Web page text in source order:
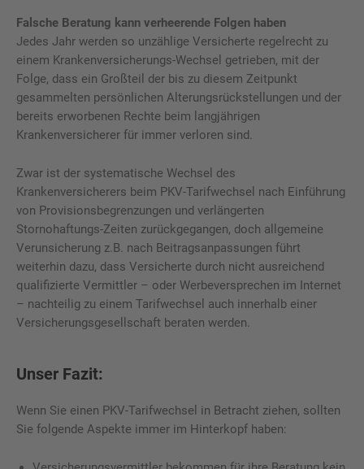
Falsche Beratung kann verheerende Folgen haben
Jedes Jahr werden so unzählige Versicherte regelrecht zu
einem Krankenversicherungs-Wechsel getrieben, mit der
Folge, dass ein Großteil der bis zu diesem Zeitpunkt
gesammelten persönlichen Alterungsrückstellungen und der
bereits erworbenen Rechte beim langjährigen
Krankenversicherer für immer verloren sind.
Zwar ist der systematische Wechsel des
Krankenversicherers beim PKV-Tarifwechsel nach Einführung
von Provisionsbegrenzungen und verlängerten
Stornohaftungs-Zeiten zurückgegangen, doch allgemeine
Verunsicherung z.B. nach Beitragsanpassungen führt
weiterhin dazu, dass Versicherte durch nicht ausreichend
qualifizierte Vermittler – oder Werbeversprechen im Internet
– nachteilig zu einem Tarifwechsel auch innerhalb einer
Versicherungsgesellschaft beraten werden.
Unser Fazit:
Wenn Sie einen PKV-Tarifwechsel in Betracht ziehen, sollten
Sie folgende Aspekte immer im Hinterkopf haben: